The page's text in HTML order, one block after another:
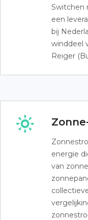
Switchen
een
bij
winddeel
Reiger
energie
van